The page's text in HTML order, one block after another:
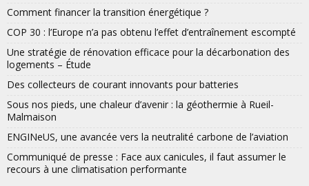
Comment financer la transition énergétique ?
COP 30 : l’Europe n’a pas obtenu l’effet d’entraînement escompté
Une stratégie de rénovation efficace pour la décarbonation des
logements – Étude
Des collecteurs de courant innovants pour batteries
Sous nos pieds, une chaleur d’avenir : la géothermie à Rueil-
Malmaison
ENGINeUS, une avancée vers la neutralité carbone de l’aviation
Communiqué de presse : Face aux canicules, il faut assumer le
recours à une climatisation performante